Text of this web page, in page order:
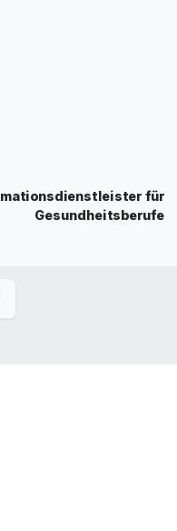
für
Gesundheitsberufe